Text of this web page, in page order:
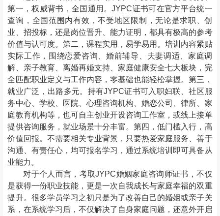
第一，权威背书，全国通用。JYPC证书可在官方平台统一
查询，全国范围内有效，不受地区限制，无论是求职、创
业、招投标，还是岗位晋升、能力证明，都具有极高的参考
价值与认可度。第二，课程实用，易学易用。培训内容紧贴
实际工作，围绕恋爱咨询、婚前辅导、夫妻调适、家庭调
解、亲子教育、离婚再婚支持、家庭健康安全七大板块，完
全匹配职业定义与工作内容，零基础也能轻松掌握。第三，
就业广泛，出路多元。持有JYPC证书可入职妇联、社区服
务中心、学校、医院、心理咨询机构、婚恋公司、律所、家
庭教育机构等，也可自主创业开设咨询工作室，或线上接单
提供咨询服务，就业场景十分丰富。第四，低门槛入行，高
价值回报。不需要相关专业背景，只要热爱家庭服务、善于
沟通、有责任心，均可报名学习，通过系统培训即可具备从
业能力。
对于个人而言，考取JYPC婚姻家庭咨询师证书，不仅
是获得一份职业技能，更是一次自我成长与家庭幸福的双重
提升。很多学员学习之初只是为了改善自己的婚姻或亲子关
系，在系统学习后，不仅解决了自身家庭问题，还意外开启